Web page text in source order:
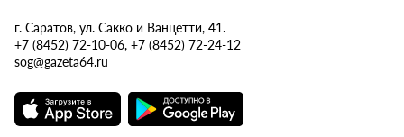
г. Саратов, ул. Сакко и Ванцетти, 41.
+7 (8452) 72-10-06, +7 (8452) 72-24-12
sog@gazeta64.ru